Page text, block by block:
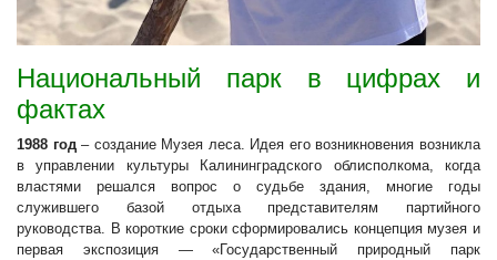
Национальный парк в цифрах и
фактах
1988 год– создание Музея леса. Идея его возникновения возникла
в управлении культуры Калининградского облисполкома, когда
властями решался вопрос о судьбе здания, многие годы
служившего базой отдыха представителям партийного
руководства. В короткие сроки сформировались концепция музея и
первая экспозиция — «Государственный природный парк